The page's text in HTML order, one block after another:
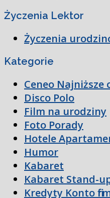
Życzenia Lektor
Życzenia
Kategorie
Ceneo Najniższe
Disco Polo
Film na urodziny
Foto Porady
Hotele
Humor
Kabaret
Kabaret Stand-
Kredyty Konto